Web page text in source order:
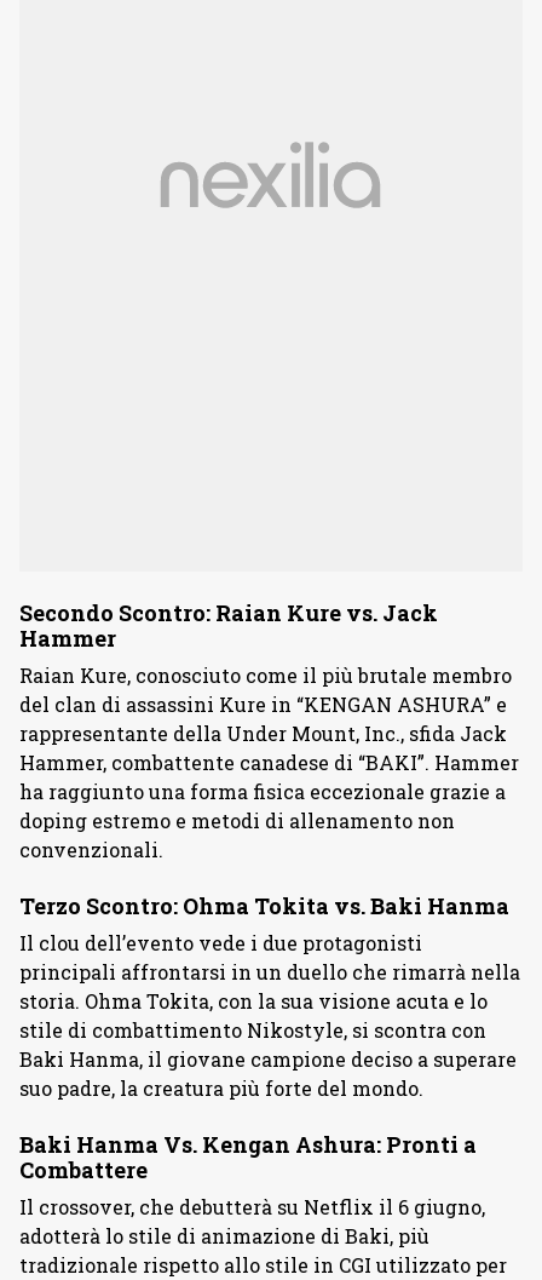
Secondo Scontro: Raian Kure vs. Jack
Hammer
Raian Kure, conosciuto come il più brutale membro
del clan di assassini Kure in “KENGAN ASHURA” e
rappresentante della Under Mount, Inc., sfida Jack
Hammer, combattente canadese di “BAKI”. Hammer
ha raggiunto una forma fisica eccezionale grazie a
doping estremo e metodi di allenamento non
convenzionali.
Terzo Scontro: Ohma Tokita vs. Baki Hanma
Il clou dell’evento vede i due protagonisti
principali affrontarsi in un duello che rimarrà nella
storia. Ohma Tokita, con la sua visione acuta e lo
stile di combattimento Nikostyle, si scontra con
Baki Hanma, il giovane campione deciso a superare
suo padre, la creatura più forte del mondo.
Baki Hanma Vs. Kengan Ashura: Pronti a
Combattere
Il crossover, che debutterà su Netflix il 6 giugno,
adotterà lo stile di animazione di Baki, più
tradizionale rispetto allo stile in CGI utilizzato per